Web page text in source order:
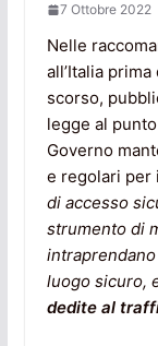
7 Ottobre 2022
Nelle
all’Italia
scorso,
legge al
Governo
e regolari per
di accesso
strumento di
luogo sicuro,
dedite al